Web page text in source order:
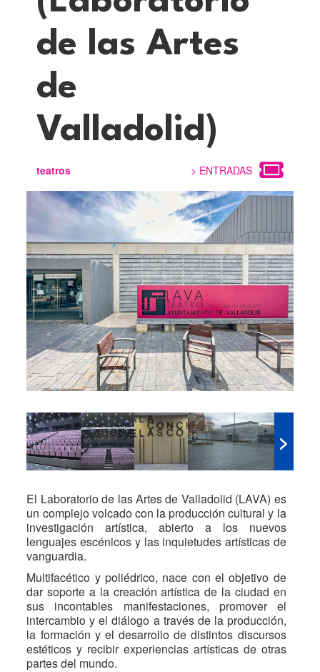
de las Artes
de
Valladolid)
teatros > ENTRADAS
>
El Laboratorio de las Artes de Valladolid (LAVA) es
un complejo volcado con la producción cultural y la
investigación artística, abierto a los nuevos
lenguajes escénicos y las inquietudes artísticas de
vanguardia.
Multifacético y poliédrico, nace con el objetivo de
dar soporte a la creación artística de la ciudad en
sus incontables manifestaciones, promover el
intercambio y el diálogo a través de la producción,
la formación y el desarrollo de distintos discursos
estéticos y recibir experiencias artísticas de otras
partes del mundo.